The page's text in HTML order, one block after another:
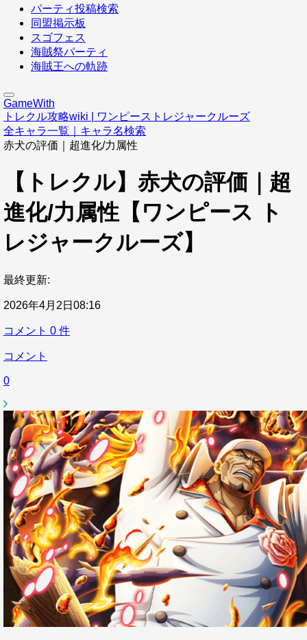
パーティ投稿検索
同盟掲示板
スゴフェス
海賊祭パーティ
海賊王への軌跡
GameWith
トレクル攻略wiki | ワンピーストレジャークルーズ
全キャラ一覧｜キャラ名検索
赤犬の評価｜超進化/力属性
【トレクル】赤犬の評価｜超
進化/力属性【ワンピース ト
レジャークルーズ】
最終更新:
2026年4月2日08:16
コメント 0 件
コメント
0